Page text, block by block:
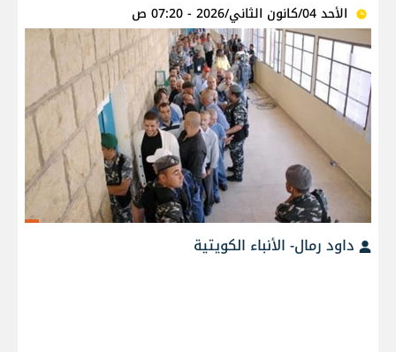
الأحد 04/كانون الثاني/2026 - 07:20 ص
داود رمال- الأنباء الكويتية